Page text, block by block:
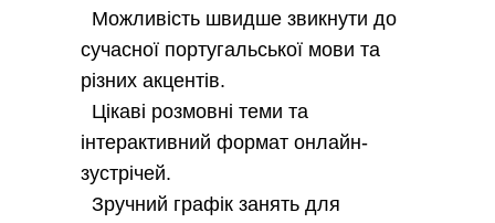
Можливість швидше звикнути до
сучасної португальської мови та
різних акцентів.
Цікаві розмовні теми та
інтерактивний формат онлайн-
зустрічей.
Зручний графік занять для